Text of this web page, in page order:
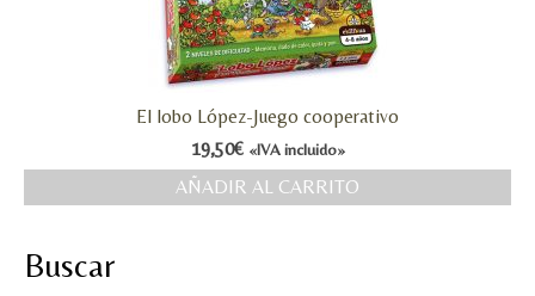
El lobo López-Juego cooperativo
19,50€ «IVA incluido»
AÑADIR AL CARRITO
Buscar